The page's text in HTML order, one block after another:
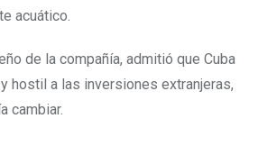
acuático.
de la compañía, admitió que Cuba
hostil a las inversiones extranjeras,
cambiar.